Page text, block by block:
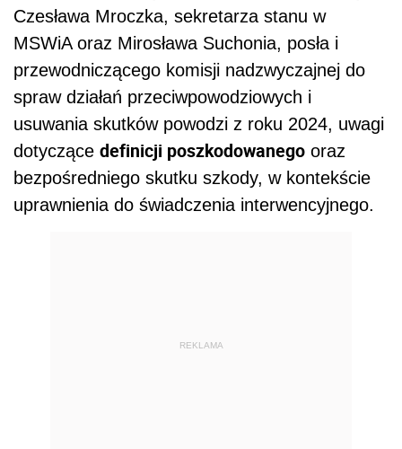
Czesława Mroczka, sekretarza stanu w
MSWiA oraz Mirosława Suchonia, posła i
przewodniczącego komisji nadzwyczajnej do
spraw działań przeciwpowodziowych i
usuwania skutków powodzi z roku 2024, uwagi
dotyczące definicji poszkodowanego oraz
bezpośredniego skutku szkody, w kontekście
uprawnienia do świadczenia interwencyjnego.
REKLAMA